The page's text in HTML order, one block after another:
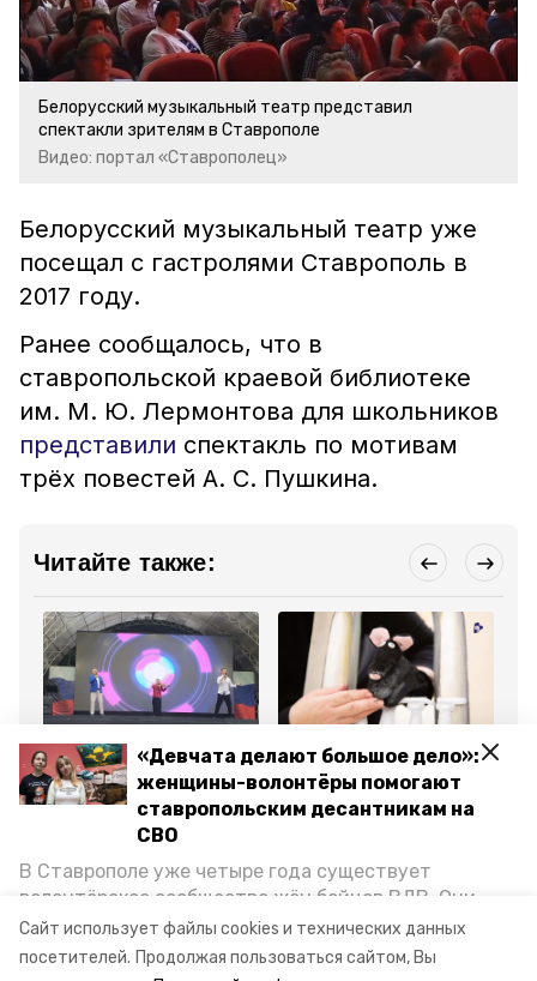
Сайт использует файлы cookies и технических данных
посетителей. Продолжая пользоваться сайтом, Вы
«Девчата делают большое дело»:
женщины-волонтёры помогают
ставропольским десантникам на
СВО
В Ставрополе уже четыре года существует
волонтёрское сообщество жён бойцов ВДВ. Они
организуют сборы вещей и продуктов для
участников спецоперации и лично отвозят всё это
Video
Белорусский музыкальный театр представил
спектакли зрителям в Ставрополе
Видео: портал «Ставрополец»
Белорусский музыкальный театр уже
посещал с гастролями Ставрополь в
2017 году.
Ранее сообщалось, что в
ставропольской краевой библиотеке
им. М. Ю. Лермонтова для школьников
представили спектакль по мотивам
трёх повестей А. С. Пушкина.
Читайте также:
Новости
2 сентября 2024, 08:37
В Ставрополе отметили
14-летие театра эстрады
парка Победы
2 августа 2024, 11:23
Минкультуры РФ
проработает вопрос о
крупных гастролях
кукол
Все новости